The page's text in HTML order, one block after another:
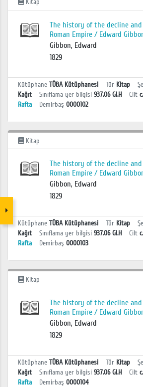
Kitap
The history of the decline
Roman Empire / Edward
Gibbon, Edward
1829
Kütüphane TÜBA Kütüphanesi Tür Kitap
Kağıt
Sınıflama yer bilgisi 937.06 GI.H Cilt
Rafta
Demirbaş 0000102
Kitap
The history of the decline
Roman Empire / Edward
Gibbon, Edward
1829
Kütüphane TÜBA Kütüphanesi Tür Kitap
Kağıt
Sınıflama yer bilgisi 937.06 GI.H Cilt
Rafta
Demirbaş 0000103
Kitap
The history of the decline
Roman Empire / Edward
Gibbon, Edward
1829
Kütüphane TÜBA Kütüphanesi Tür Kitap
Kağıt
Sınıflama yer bilgisi 937.06 GI.H Cilt
Rafta
Demirbaş 0000104